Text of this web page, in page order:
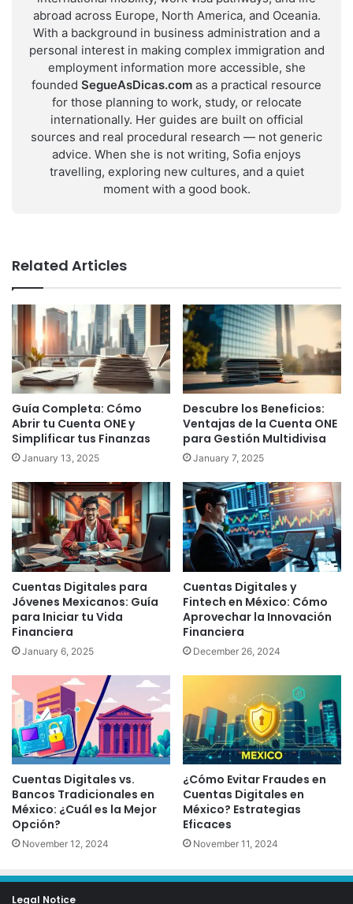
abroad across Europe, North America, and Oceania.
With a background in business administration and a
personal interest in making complex immigration and
employment information more accessible, she
founded SegueAsDicas.com as a practical resource
for those planning to work, study, or relocate
internationally. Her guides are built on official
sources and real procedural research — not generic
advice. When she is not writing, Sofia enjoys
travelling, exploring new cultures, and a quiet
moment with a good book.
Related Articles
Guía Completa: Cómo
Abrir tu Cuenta ONE y
Simplificar tus Finanzas
January 13, 2025
Descubre los Beneficios:
Ventajas de la Cuenta ONE
para Gestión Multidivisa
January 7, 2025
Cuentas Digitales para
Jóvenes Mexicanos: Guía
para Iniciar tu Vida
Financiera
January 6, 2025
Cuentas Digitales y
Fintech en México: Cómo
Aprovechar la Innovación
Financiera
December 26, 2024
Cuentas Digitales vs.
Bancos Tradicionales en
México: ¿Cuál es la Mejor
Opción?
November 12, 2024
¿Cómo Evitar Fraudes en
Cuentas Digitales en
México? Estrategias
Eficaces
November 11, 2024
Legal Notice